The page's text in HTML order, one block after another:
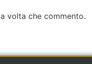
volta che commento.